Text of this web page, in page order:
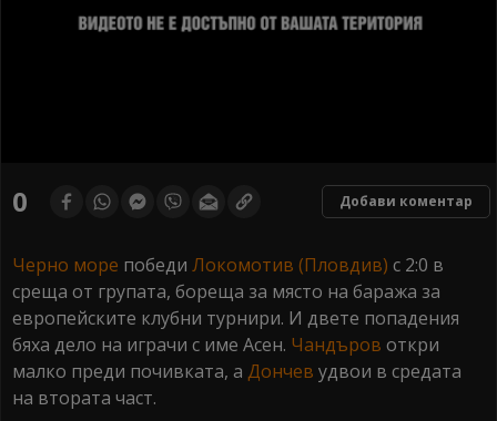
of0 Добави коментар
Черно море победи Локомотив (Пловдив) с 2:0 в
среща от групата, бореща за място на баража за
европейските клубни турнири. И двете попадения
бяха дело на играчи с име Асен. Чандъров откри
малко преди почивката, а Дончев удвои в средата
на втората част.